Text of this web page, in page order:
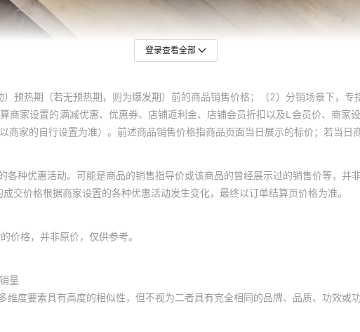
登录查看全部
）预热期（若无预热期，则为爆发期）前的商品销售价格；（2）分销场景下，
商家设置的满减优惠、优惠券、店铺返利金、店铺会员折扣以及L会员价、商家
家的自行设置为准）。前述商品销售价格指商品页面当日展示的标价；若当日
种优惠活动。可能是商品的销售指导价或该商品的曾经展示过的销售价等，并非
交价格根据商家设置的各种优惠活动发生变化，最终以订单结算页价格为准。
价格，并非原价，仅供参考。
量
度要素具有高度的相似性，但不视为二者具有完全相同的品牌、品质、功效或功